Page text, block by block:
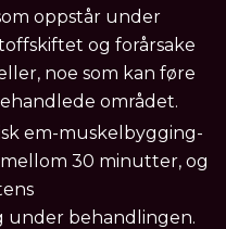
oppstår under
og forårsake
noe som kan føre
området.
em-muskelbygging-
30 minutter, og
under behandlingen.